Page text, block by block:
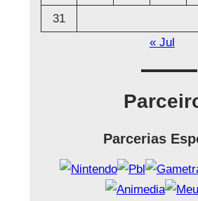
31
« Jul
Parcerias